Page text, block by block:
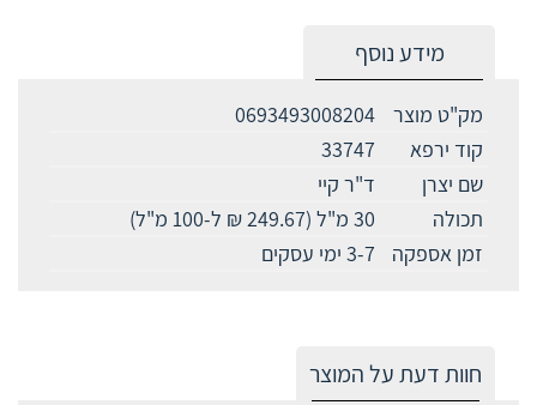
מידע נוסף
מק"ט מוצר
0693493008204
קוד ירפא
33747
שם יצרן
ד"ר קיי
תכולה
30 מ"ל (249.67 ₪ ל-100 מ"ל)
זמן אספקה
3-7 ימי עסקים
חוות דעת על המוצר